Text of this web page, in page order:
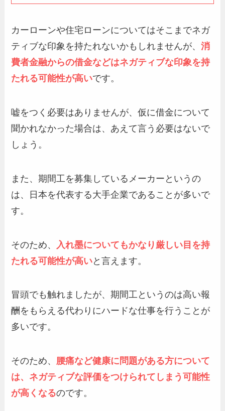
カーローンや住宅ローンについてはそこまでネガ
ティブな印象を持たれないかもしれませんが、消
費者金融からの借金などはネガティブな印象を持
たれる可能性が高いです。
嘘をつく必要はありませんが、仮に借金について
聞かれなかった場合は、あえて言う必要はないで
しょう。
また、期間工を募集しているメーカーというの
は、日本を代表する大手企業であることが多いで
す。
そのため、
入れ墨についてもかなり厳しい目を持
たれる可能性が高いと言えます。
冒頭でも触れましたが、期間工というのは高い報
酬をもらえる代わりにハードな仕事を行うことが
多いです。
そのため、 腰痛など健康に問題がある方について
は、ネガティブな評価をつけられてしまう可能性
が高くなるのです。